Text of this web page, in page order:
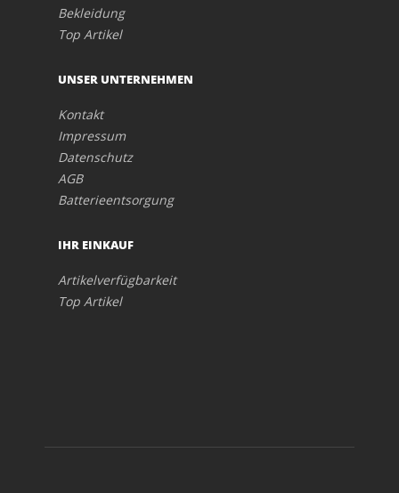
Bekleidung
Top Artikel
UNSER UNTERNEHMEN
Kontakt
Impressum
Datenschutz
AGB
Batterieentsorgung
IHR EINKAUF
Artikelverfügbarkeit
Top Artikel